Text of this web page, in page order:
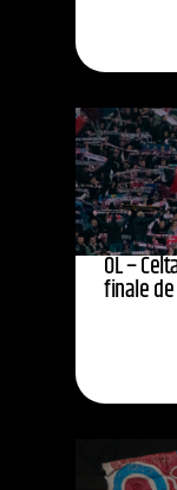
OL –
finale